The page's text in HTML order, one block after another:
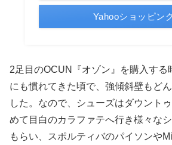
Yahooショッピン
2足目のOCUN『オゾン』を購入する
にも慣れてきた頃で、強傾斜壁もど
した。なので、シューズはダウント
めて目白のカラファテへ行き様々な
もらい、スポルティバのパイソンや